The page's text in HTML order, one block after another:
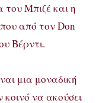
Μπιζέ και η
από τον Don
Βέρντι.
μια μοναδική
κοινό να ακούσει